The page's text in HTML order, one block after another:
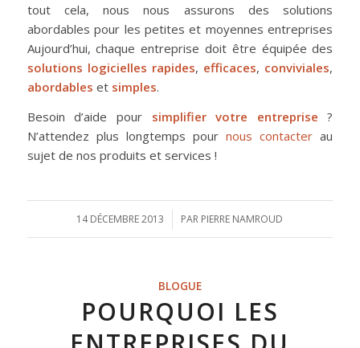
tout cela, nous nous assurons des solutions
abordables pour les petites et moyennes entreprises
Aujourd’hui, chaque entreprise doit être équipée des
solutions logicielles rapides, efficaces, conviviales,
abordables et simples.
Besoin d’aide pour simplifier votre entreprise ?
N’attendez plus longtemps pournous contacter au
sujet de nos produits et services !
14 DÉCEMBRE 2013
/ PAR PIERRE NAMROUD
BLOGUE
POURQUOI LES